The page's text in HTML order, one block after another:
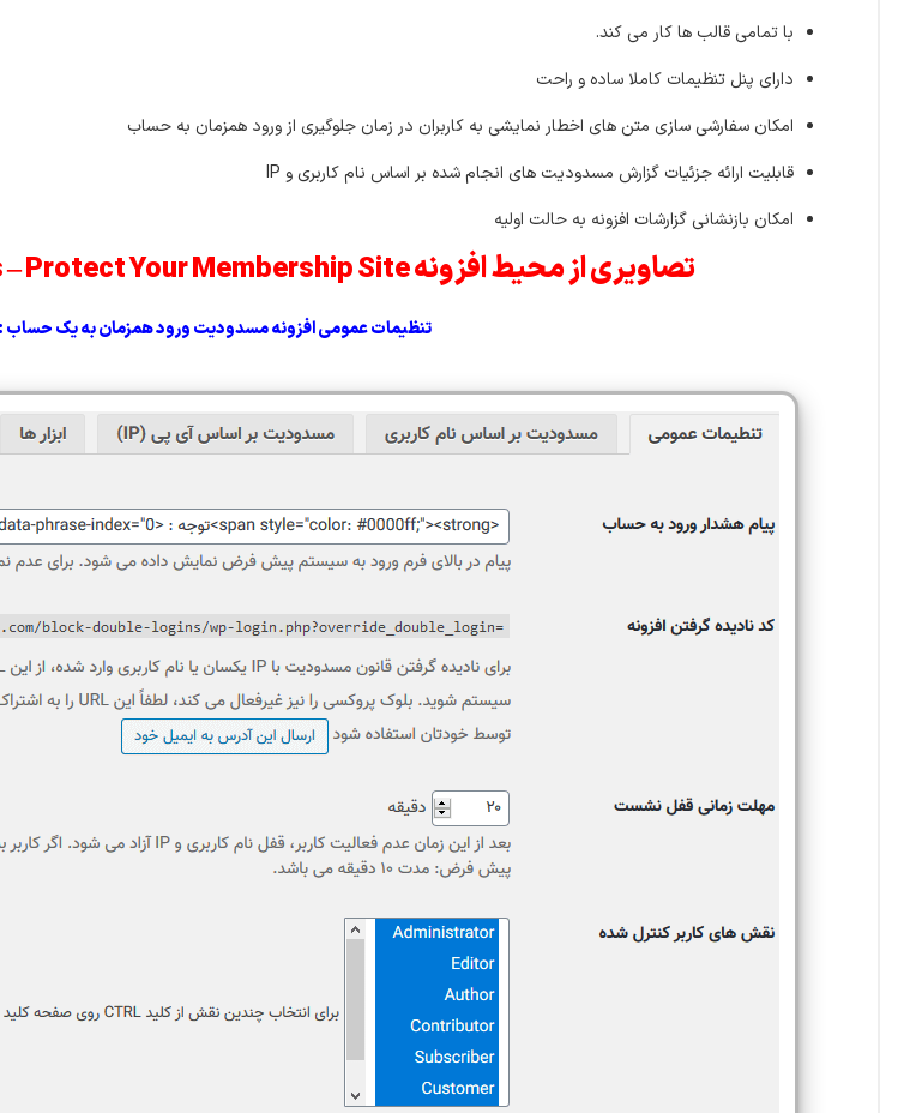
با تمامی قالب هاکار می کند.
دارای پنل تنظیمات کاملا ساده و راحت
امکان سفارشی سازی متن های اخطار نمایشی به کاربران در زمان جلوگیری از ورود همزمان به حساب
قابلیت ارائه جزئیات گزارش مسدودیت های انجام شده بر اساس نام کاربری و IP
امکان بازنشانی گزارشات افزونه به حالت اولیه
تصاویری از محیط افزونه Block Double Logins – Protect Your Membership Site :
تنظیمات عمومی افزونه مسدودیت ورود همزمان به یک حساب :